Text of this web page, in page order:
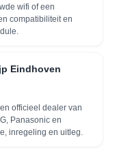
wifi of een
compatibiliteit en
Eindhoven
officieel dealer van
Panasonic en
inregeling en uitleg.